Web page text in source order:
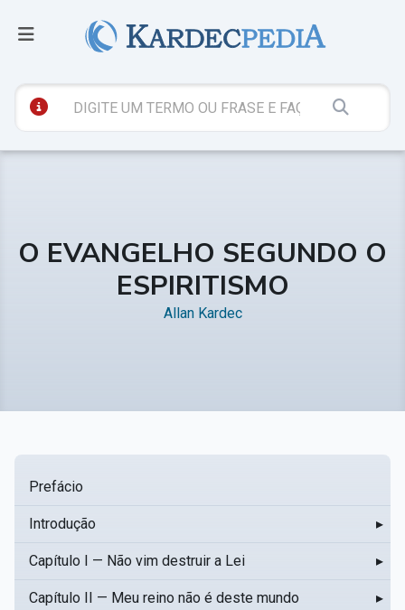
O EVANGELHO SEGUNDO O
ESPIRITISMO
Allan Kardec
Prefácio
Introdução ▸
Capítulo I — Não vim destruir a Lei ▸
Capítulo II — Meu reino não é deste mundo ▸